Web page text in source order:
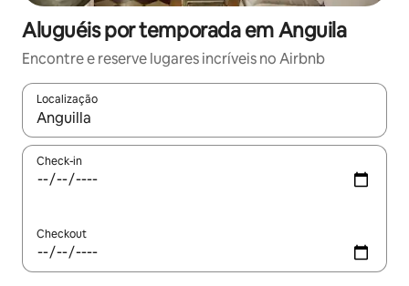
Aluguéis por temporada em Anguila
Encontre e reserve lugares incríveis no Airbnb
Localização
Quando os resultados estiverem disponíveis, explore-os
Check-in
Checkout